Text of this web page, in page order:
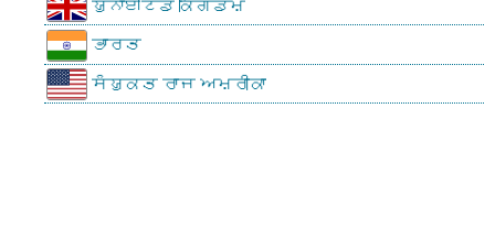
ਯੁਨਾਈਟਡ ਕਿੰਗਡਮ
ਭਾਰਤ
ਸੰਯੁਕਤ ਰਾਜ ਅਮਰੀਕਾ